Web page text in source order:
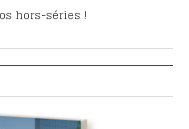
hors-séries !